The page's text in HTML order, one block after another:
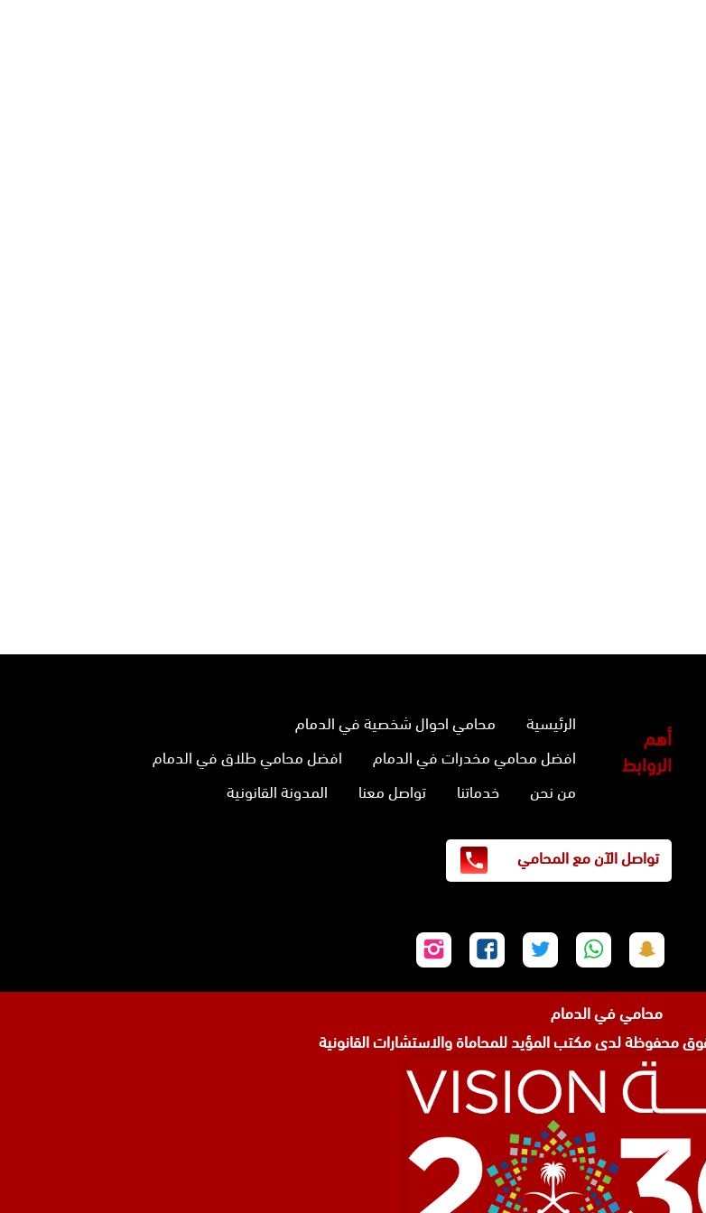
أهم
الروابط
الرئيسية
محامي احوال شخصية في الدمام
افضل محامي مخدرات في الدمام
افضل محامي طلاق في الدمام
من نحن
خدماتنا تواصل معنا المدونة القانونية
تواصل الآن مع المحامي
على
سناب
شات
على
واتساب
على
تويتر
على
فيسبوك
على
إنستجرام
محامي في الدمام
مكتب المؤيد للمحاماة والاستشارات القانونية